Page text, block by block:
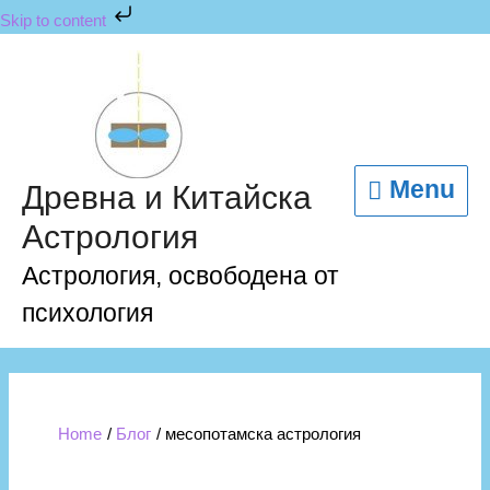
Skip to content
Skip
to
Древна и Китайска
Астрология
Астрология, освободена от
психология
Menu
Home Блог месопотамска астрология